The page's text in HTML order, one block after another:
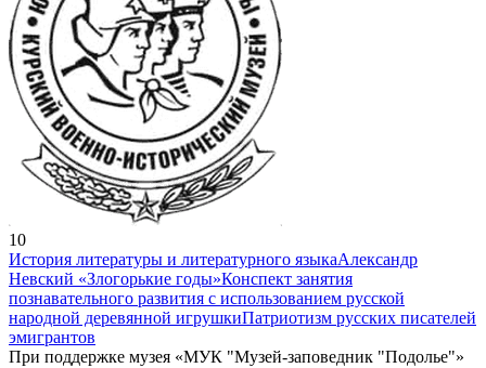
10
История литературы и литературного языкаАлександр
Невский «Злогорькие годы»Конспект занятия
познавательного развития с использованием русской
народной деревянной игрушкиПатриотизм русских писателей
эмигрантов
При поддержке музея «МУК "Музей-заповедник "Подолье"»